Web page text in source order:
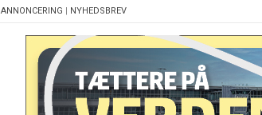
ANNONCERING | NYHEDSBREV